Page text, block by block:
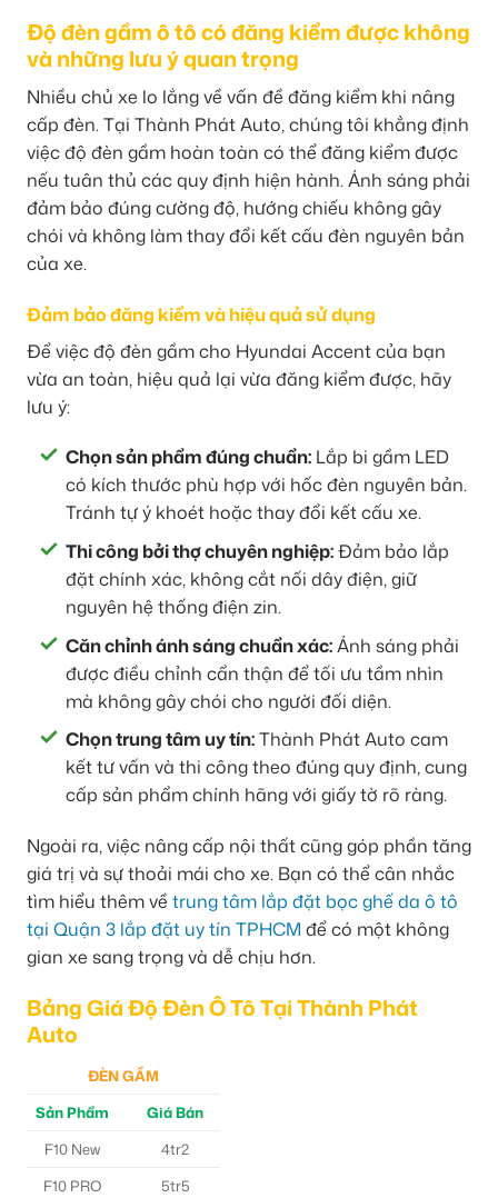
Độ đèn gầm ô tô có đăng kiểm được không
và những lưu ý quan trọng
Nhiều chủ xe lo lắng về vấn đề đăng kiểm khi nâng
cấp đèn. Tại Thành Phát Auto, chúng tôi khẳng định
việc độ đèn gầm hoàn toàn có thể đăng kiểm được
nếu tuân thủ các quy định hiện hành. Ánh sáng phải
đảm bảo đúng cường độ, hướng chiếu không gây
chói và không làm thay đổi kết cấu đèn nguyên bản
của xe.
Đảm bảo đăng kiểm và hiệu quả sử dụng
Để việc độ đèn gầm cho Hyundai Accent của bạn
vừa an toàn, hiệu quả lại vừa đăng kiểm được, hãy
lưu ý:
Chọn sản phẩm đúng chuẩn: Lắp bi gầm LED
có kích thước phù hợp với hốc đèn nguyên bản.
Tránh tự ý khoét hoặc thay đổi kết cấu xe.
Thi công bởi thợ chuyên nghiệp:Đảm bảo lắp
đặt chính xác, không cắt nối dây điện, giữ
nguyên hệ thống điện zin.
Căn chỉnh ánh sáng chuẩn xác:Ánh sáng phải
được điều chỉnh cẩn thận để tối ưu tầm nhìn
mà không gây chói cho người đối diện.
Chọn trung tâm uy tín:Thành Phát Auto cam
kết tư vấn và thi công theo đúng quy định, cung
cấp sản phẩm chính hãng với giấy tờ rõ ràng.
Ngoài ra, việc nâng cấp nội thất cũng góp phần tăng
giá trị và sự thoải mái cho xe. Bạn có thể cân nhắc
tìm hiểu thêm về trung tâm lắp đặt bọc ghế da ô tô
tại Quận 3 lắp đặt uy tín TPHCM để có một không
gian xe sang trọng và dễ chịu hơn.
Bảng Giá Độ Đèn Ô Tô Tại Thành Phát
Auto
ĐÈN GẦM
Sản Phẩm
Giá Bán
F10 New
4tr2
F10 PRO
5tr5